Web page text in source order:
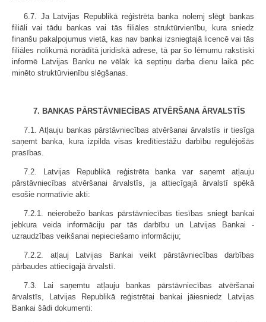
6.7. Ja Latvijas Republikā reģistrēta banka nolemj slēgt bankas
filiāli vai tādu bankas vai tās filiāles struktūrvienību, kura sniedz
finanšu pakalpojumus vietā, kas nav bankai izsniegtajā licencē vai tās
filiāles nolikumā norādītā juridiskā adrese, tā par šo lēmumu rakstiski
informē Latvijas Banku ne vēlāk kā septiņu darba dienu laikā pēc
minēto struktūrvienību slēgšanas.
7. BANKAS PĀRSTĀVNIECĪBAS ATVĒRŠANA ĀRVALSTĪS
7.1. Atļauju bankas pārstāvniecības atvēršanai ārvalstīs ir tiesīga
saņemt banka, kura izpilda visas kredītiestāžu darbību regulējošās
prasības.
7.2. Latvijas Republikā reģistrēta banka var saņemt atļauju
pārstāvniecības atvēršanai ārvalstīs, ja attiecīgajā ārvalstī spēkā
esošie normatīvie akti:
7.2.1. neierobežo bankas pārstāvniecības tiesības sniegt bankai
jebkura veida informāciju par tās darbību un Latvijas Bankai -
uzraudzības veikšanai nepieciešamo informāciju;
7.2.2. atļauj Latvijas Bankai veikt pārstāvniecības darbības
pārbaudes attiecīgajā ārvalstī.
7.3. Lai saņemtu atļauju bankas pārstāvniecības atvēršanai
ārvalstīs, Latvijas Republikā reģistrētai bankai jāiesniedz Latvijas
Bankai šādi dokumenti: